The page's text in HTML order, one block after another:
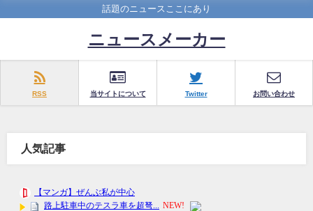
話題のニュースここにあり
ニュースメーカー
RSS 当サイトについて Twitter お問い合わせ
人気記事